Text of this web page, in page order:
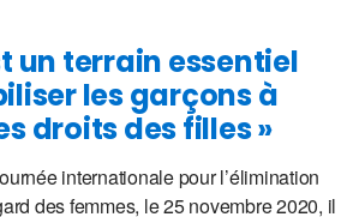
un terrain essentiel
les garçons à
droits des filles »
internationale pour l’élimination
des femmes, le 25 novembre 2020, il